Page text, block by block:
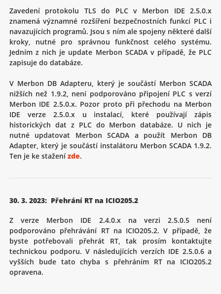
Zavedení protokolu TLS do PLC v Merbon IDE 2.5.0.x
znamená významné rozšíření bezpečnostních funkcí PLC i
navazujících programů. Jsou s ním ale spojeny některé další
kroky, nutné pro správnou funkčnost celého systému.
Jedním z nich je update Merbon SCADA v případě, že PLC
zapisuje do databáze.
V Merbon DB Adapteru, který je součástí Merbon SCADA
nižších než 1.9.2, není podporováno připojení PLC s verzí
Merbon IDE 2.5.0.x. Pozor proto při přechodu na Merbon
IDE verze 2.5.0.x u instalací, které používají zápis
historických dat z PLC do Merbon databáze. U nich je
nutné updatovat Merbon SCADA a použít Merbon DB
Adapter, který je součástí instalátoru Merbon SCADA 1.9.2.
Ten je ke staženízde.
30. 3. 2023: Přehrání RT na ICIO205.2
Z verze Merbon IDE 2.4.0.x na verzi 2.5.0.5 není
podporováno přehrávání RT na ICIO205.2. V případě, že
byste potřebovali přehrát RT, tak prosím kontaktujte
technickou podporu. V následujících verzích IDE 2.5.0.6 a
vyšších bude tato chyba s přehráním RT na ICIO205.2
opravena.